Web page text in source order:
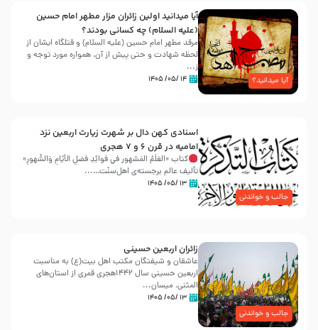
آیا میدانید؟
آیا میدانید اولین زائران مزار مطهر امام حسین
(علیه السلام) چه کسانی بودند؟
مرقد مطهر امام حسین (علیه السلام) و قتلگاه ایشان از
لحظه شهادت و حتی پیش از آن، همواره مورد توجه و
ز...
۱۴ /۰۵/ ۱۴۰۵
جالب و خواندنی
اسنادی کهن دال بر شهرت زیارت اربعین نزد
امامیه در قرن ۶ و ۷ هجری
کتاب «العَلَمُ المَشهور في فَوائِدِ فَضلِ الأيّامِ وَالشُّهورِ»
تألیف عالم برجسته‌ی اهل‌سنّت…...
۱۳ /۰۵/ ۱۴۰۵
جالب و خواندنی
زائران اربعین حسینی
عاشقان و شیفتگان مکتب اهل بیت(ع) به مناسبت
اربعین حسینی سال ۱۴۴۲هجری قمری از استان‌های
المثنی، میسان...
۱۳ /۰۵/ ۱۴۰۵